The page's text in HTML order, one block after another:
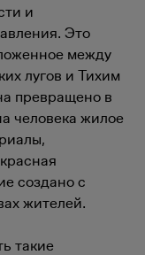
и
Это
между
лугов и Тихим
превращено в
человека жилое
создано с
жителей.
такие